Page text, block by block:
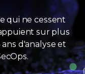
qui ne cessent
sur plus
ans d'analyse et
.